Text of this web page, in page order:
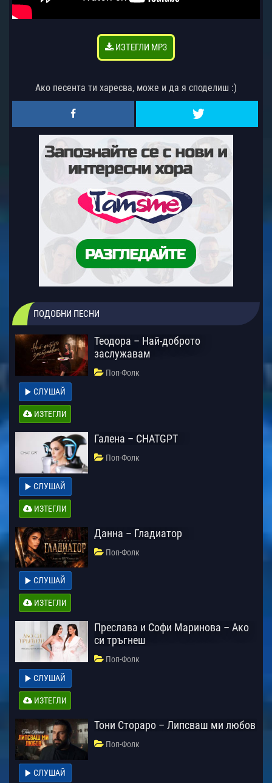
ИЗТЕГЛИ MP3
Ако песента ти харесва, може и да я споделиш :)
ПОДОБНИ ПЕСНИ
Теодора – Най-доброто
заслужавам
Поп-Фолк
СЛУШАЙ
ИЗТЕГЛИ
Галена – CHATGPT
Поп-Фолк
СЛУШАЙ
ИЗТЕГЛИ
Данна – Гладиатор
Поп-Фолк
СЛУШАЙ
ИЗТЕГЛИ
Преслава и Софи Маринова – Ако
си тръгнеш
Поп-Фолк
СЛУШАЙ
ИЗТЕГЛИ
Тони Стораро – Липсваш ми любов
Поп-Фолк
СЛУШАЙ